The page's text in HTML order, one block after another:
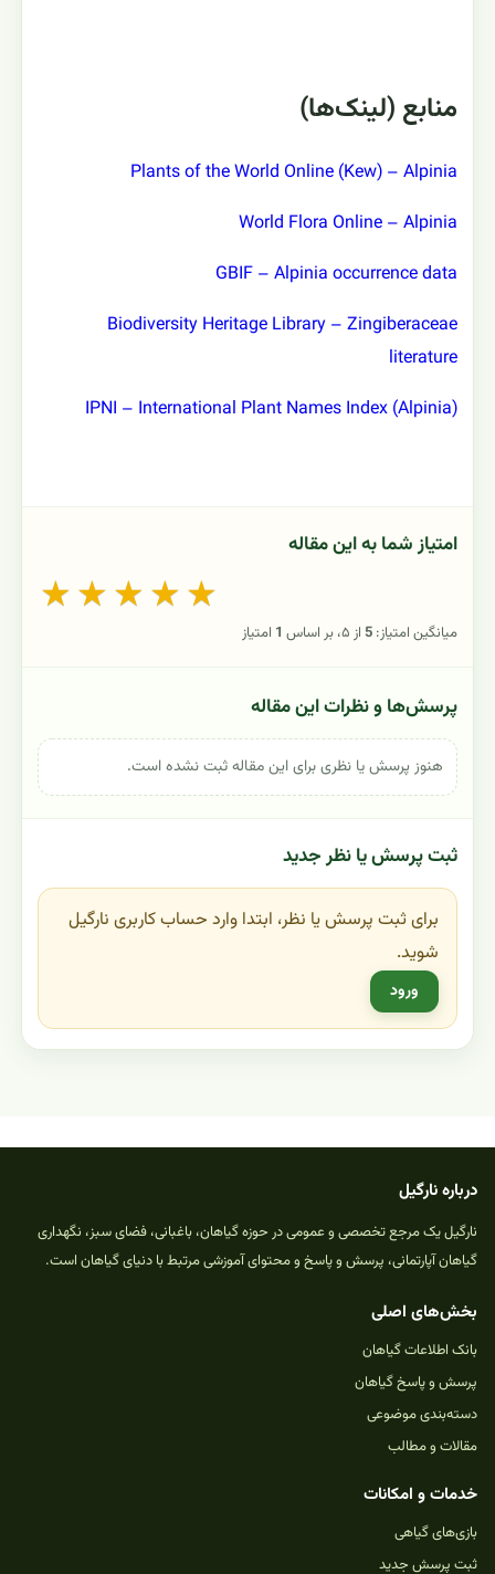
منابع (لینک‌ها)
Plants of the World Online (Kew) – Alpinia
World Flora Online – Alpinia
GBIF – Alpinia occurrence data
Biodiversity Heritage Library – Zingiberaceae
literature
IPNI – International Plant Names Index (Alpinia)
امتیاز شما به این مقاله
★ ★ ★ ★ ★
میانگین امتیاز: 5از ۵، بر اساس 1 امتیاز
پرسش‌ها و نظرات این مقاله
هنوز پرسش یا نظری برای این مقاله ثبت نشده است.
ثبت پرسش یا نظر جدید
برای ثبت پرسش یا نظر، ابتدا وارد حساب کاربری نارگیل
شوید.
ورود
درباره نارگیل
نارگیل یک مرجع تخصصی و عمومی در حوزه گیاهان، باغبانی، فضای سبز، نگهداری
گیاهان آپارتمانی، پرسش و پاسخ و محتوای آموزشی مرتبط با دنیای گیاهان است.
بخش‌های اصلی
بانک اطلاعات گیاهان
پرسش و پاسخ گیاهان
دسته‌بندی موضوعی
مقالات و مطالب
خدمات و امکانات
بازی‌های گیاهی
ثبت پرسش جدید